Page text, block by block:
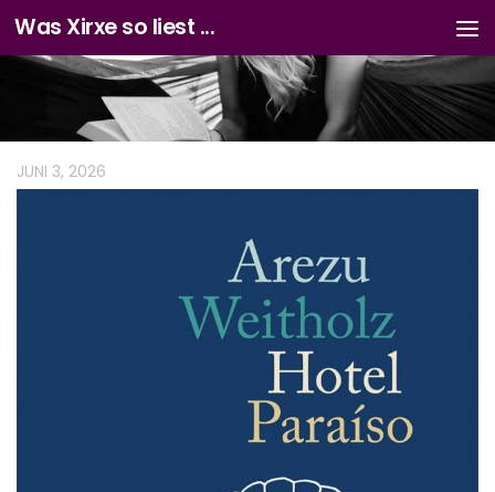
Zum Inhalt springen
Was Xirxe so liest ...
JUNI 3, 2026